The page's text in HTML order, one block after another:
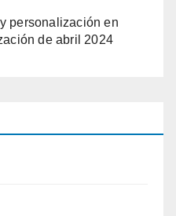
personalización en
de abril 2024